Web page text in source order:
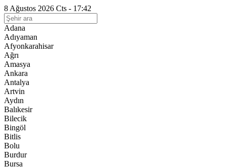
8 Ağustos 2026 Cts - 17:42
Adana
Adıyaman
Afyonkarahisar
Ağrı
Amasya
Ankara
Antalya
Artvin
Aydın
Balıkesir
Bilecik
Bingöl
Bitlis
Bolu
Burdur
Bursa